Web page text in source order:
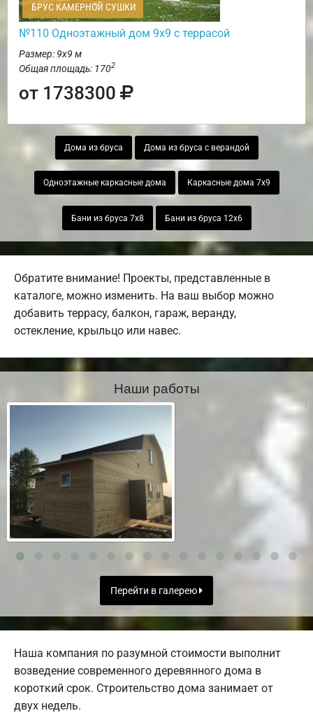
БРУС КАМЕРНОЙ СУШКИ
№110 Одноэтажный дом 9х9 с террасой
Размер: 9х9 м
Общая площадь: 1702
от 1738300
Дома из бруса Дома из бруса с верандой
Одноэтажные каркасные дома Каркасные дома 7х9
Бани из бруса 7х8 Бани из бруса 12х6
Обратите внимание! Проекты, представленные в
каталоге, можно изменить. На ваш выбор можно
добавить террасу, балкон, гараж, веранду,
остекление, крыльцо или навес.
Наши работы
Перейти в галерею
Наша компания по разумной стоимости выполнит
возведение современного деревянного дома в
короткий срок. Строительство дома занимает от
двух недель.